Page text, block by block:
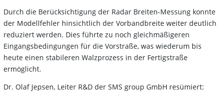
Durch die Berücksichtigung der Radar Breiten-Messung konnte
der Modellfehler hinsichtlich der Vorbandbreite weiter deutlich
reduziert werden. Dies führte zu noch gleichmäßigeren
Eingangsbedingungen für die Vorstraße, was wiederum bis
heute einen stabileren Walzprozess in der Fertigstraße
ermöglicht.
Dr. Olaf Jepsen, Leiter R&D der SMS group GmbH resümiert: